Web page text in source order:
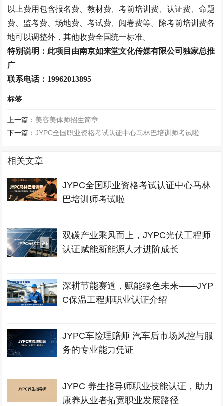
以上费用包含报名费、教材费、考前培训费、认证费、命题
费、监考费、场地费、考试费、阅卷费等。除考前培训费各
地可以调整外，其他收费全国统一标准。
特别说明：此项目由南京如来堂文化传媒有限公司独家总推
广
联系电话：19962013895
标签
上一篇： 美容美体师招生简章
下一篇：JYPC全国职业资格考试认证中心马林巴培训师考试啦
相关文章
JYPC全国职业资格考试认证中心马林
巴培训师考试啦
双碳产业乘风而上，JYPC光伏工程师
认证赋能新能源人才进阶成长
深耕节能赛道，赋能绿色未来——JYP
C保温工程师职业认证介绍
JYPC车险理赔师 汽车后市场风控与服
务的专业能力凭证
JYPC 养生指导师职业技能认证，助力
康养从业者拓宽职业发展路径